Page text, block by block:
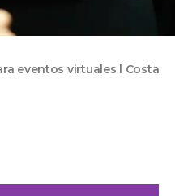
eventos virtuales l Costa